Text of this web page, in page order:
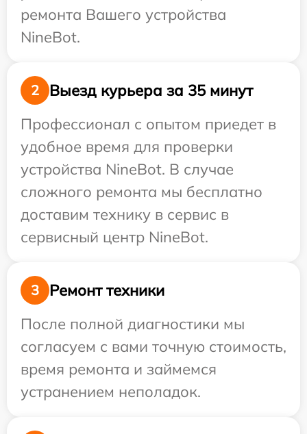
ремонта Вашего устройства
NineBot.
2
Выезд курьера за 35 минут
Профессионал с опытом приедет в
удобное время для проверки
устройства NineBot. В случае
сложного ремонта мы бесплатно
доставим технику в сервис в
сервисный центр NineBot.
3
Ремонт техники
После полной диагностики мы
согласуем с вами точную стоимость,
время ремонта и займемся
устранением неполадок.